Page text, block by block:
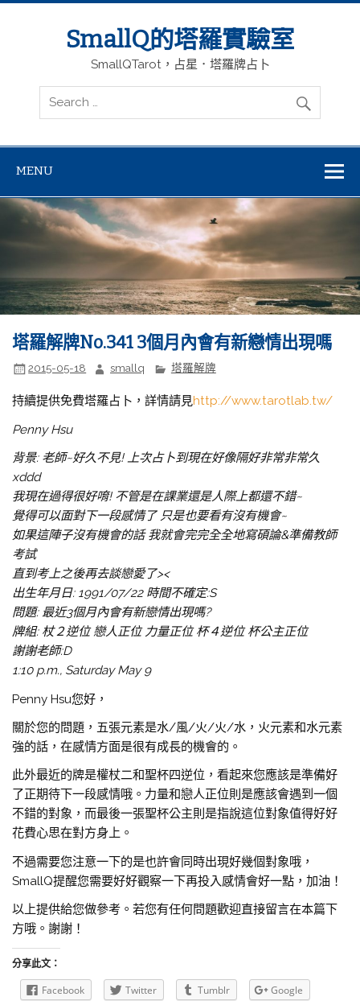
SmallQ的塔羅實驗室
SmallQTarot，占星．塔羅牌占卜
MENU
塔羅解牌No.341 3個月內會有新戀情出現嗎
2015-05-18 smallq 塔羅解牌
持續提供免費塔羅占卜，詳情請見http://www.tarotlab.tw/
Penny Hsu
背景: 老師~好久不見! 上次占卜到現在好像隔好非常非常久
xddd
我現在過得很好唷! 不管是在課業還是人際上都還不錯~
覺得可以面對下一段感情了 只是也要看有沒有機會~
如果這陣子沒有機會的話 我就會完完全全地寫碩論&準備教師
考試
直到考上之後再去談戀愛了><
出生年月日: 1991/07/22 時間不確定:S
問題: 最近3個月內會有新戀情出現嗎?
牌組: 杖２逆位 戀人正位 力量正位 杯４逆位 杯公主正位
謝謝老師:D
1:10 p.m., Saturday May 9
Penny Hsu您好，
關於您的問題，五張元素是水/風/火/火/水，火元素和水元素
強的話，在感情方面是很有成長的機會的。
此外最近的牌是權杖二和聖杯四逆位，看起來您應該是準備好
了正期待下一段感情哦。力量和戀人正位則是應該會遇到一個
不錯的對象，而最後一張聖杯公主則是指說這位對象值得好好
花費心思在對方身上。
不過需要您注意一下的是也許會同時出現好幾個對象哦，
SmallQ提醒您需要好好觀察一下再投入感情會好一點，加油！
以上提供給您做參考。若您有任何問題歡迎直接留言在本篇下
方哦。謝謝！
分享此文：
Facebook Twitter Tumblr Google